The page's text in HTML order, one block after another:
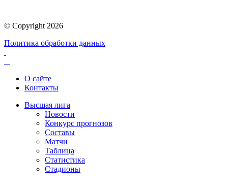
© Copyright 2026
Политика обработки данных
О сайте
Контакты
Высшая лига
Новости
Конкурс прогнозов
Составы
Матчи
Таблица
Статистика
Стадионы